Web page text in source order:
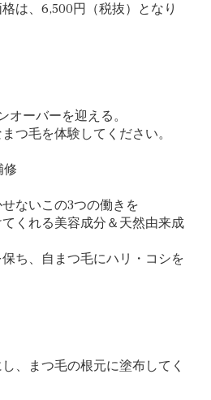
は、6,500円（税抜）となり
オーバーを迎える。
つ毛を体験してください。
修
ないこの3つの働きを
くれる美容成分＆天然由来成
ち、自まつ毛にハリ・コシを
、まつ毛の根元に塗布してく